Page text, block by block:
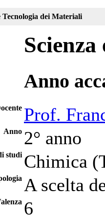
Tecnologia dei Materiali
Anno
Prof.
Anno 2° anno
studi Chimica
A scelta
6